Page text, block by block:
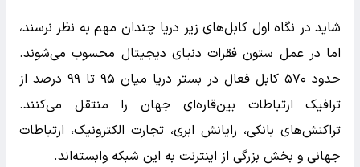
شاید در نگاه اول کابل‌های زیر دریا چندان مهم به نظر نرسند،
اما در عمل ستون فقرات دنیای دیجیتال محسوب می‌شوند.
حدود ۵۷۰ کابل فعال در بستر دریا میان ۹۵ تا ۹۹ درصد از
ترافیک ارتباطات بین‌قاره‌ای جهان را منتقل می‌کنند.
تراکنش‌های بانکی، رایانش ابری، تجارت الکترونیک، ارتباطات
جهانی و بخش بزرگی از اینترنت به این شبکه وابسته‌اند.